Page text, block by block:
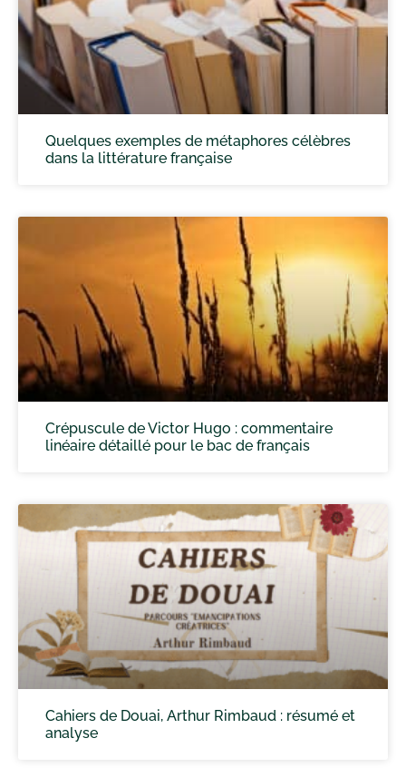
Quelques exemples de métaphores célèbres
dans la littérature française
Crépuscule de Victor Hugo : commentaire
linéaire détaillé pour le bac de français
Cahiers de Douai, Arthur Rimbaud : résumé et
analyse